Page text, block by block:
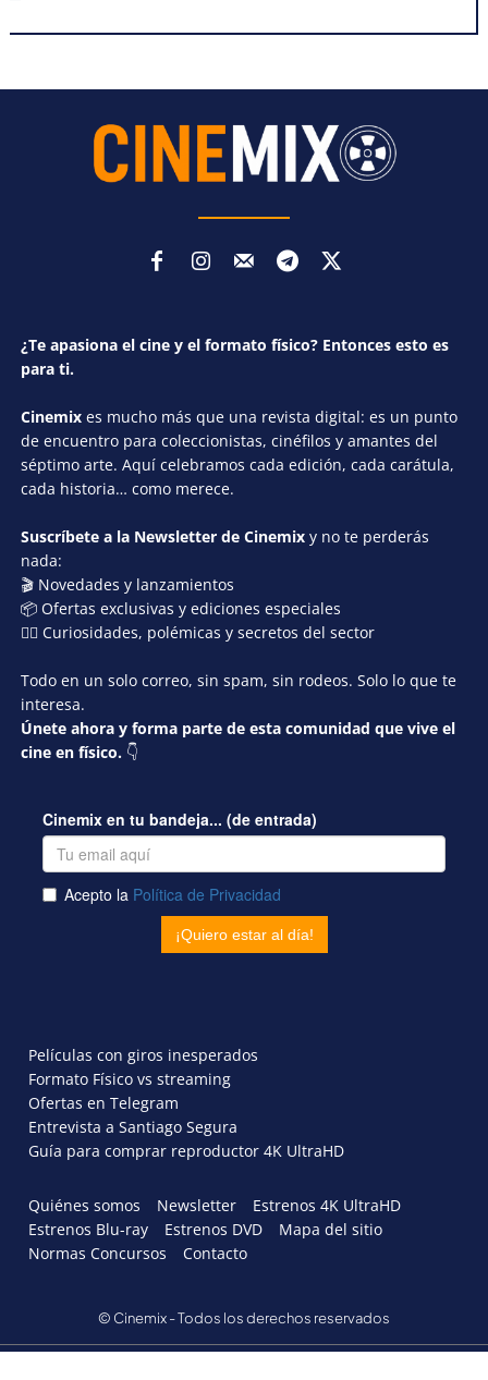
¿Te apasiona el cine y el formato físico? Entonces esto es
para ti.
Cinemix es mucho más que una revista digital: es un punto
de encuentro para coleccionistas, cinéfilos y amantes del
séptimo arte. Aquí celebramos cada edición, cada carátula,
cada historia… como merece.
Suscríbete a la Newsletter de Cinemix y no te perderás
nada:
🎬 Novedades y lanzamientos
📦 Ofertas exclusivas y ediciones especiales
🕵️‍♂️ Curiosidades, polémicas y secretos del sector
Todo en un solo correo, sin spam, sin rodeos. Solo lo que te
interesa.
Únete ahora y forma parte de esta comunidad que vive el
cine en físico. 👇
Películas con giros inesperados
Formato Físico vs streaming
Ofertas en Telegram
Entrevista a Santiago Segura
Guía para comprar reproductor 4K UltraHD
Quiénes somos Newsletter
Estrenos 4K UltraHD
Estrenos Blu-ray
Estrenos DVD
Mapa del sitio
Normas Concursos
Contacto
© Cinemix - Todos los derechos reservados